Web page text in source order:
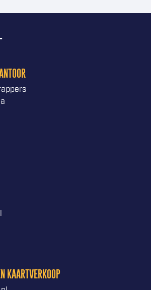
KAARTVERKOOP